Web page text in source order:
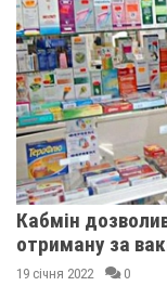
Кабмін
отриману за
19 січня 2022 0